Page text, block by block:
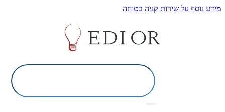
מידע נוסף על שירות קניה בטוחה